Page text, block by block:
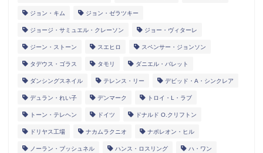
ジョン・キム ジョン・ゼラツキー
ジョージ・サミュエル・クレーソン ジョー・ヴィターレ
ジーン・ストーン スエヒロ スペンサー・ジョンソン
タデウス・ゴラス タモリ ダニエル・バレット
ダンシングスネイル テレンス・リー デビッド・A・シンクレア
デュラン・れい子 デンマーク トロイ・L・ラブ
トーン・テレヘン ドイツ ドナルド O.クリフトン
ドリヤス工場 ナカムラクニオ ナポレオン・ヒル
ノーラン・ブッシュネル ハンス・ロスリング ハ・ワン